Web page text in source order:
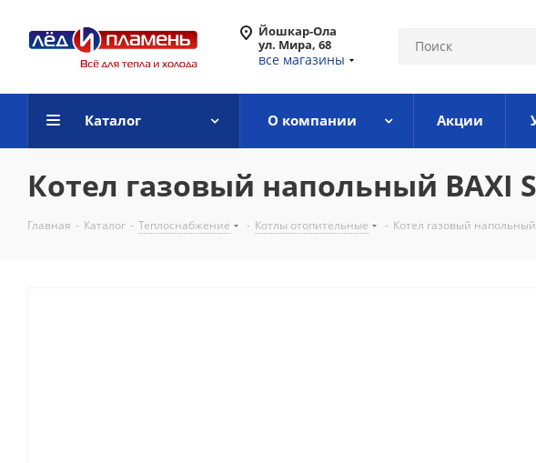
Йошкар-Ола
ул. Мира, 68
все магазины
Каталог О компании Акции
Котел газовый напольный BAXI
Главная - Каталог - Теплоснабжение - Котлы отопительные - Котел газовый напольный